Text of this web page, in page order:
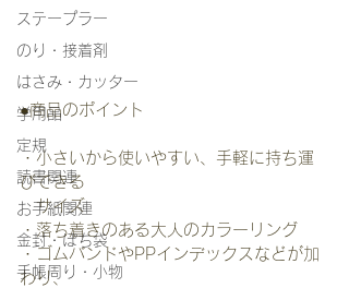
ステープラー
のり・接着剤
はさみ・カッター
学用品
定規
読書関連
お手紙関連
金封・ぽち袋
手帳周り・小物
●商品のポイント
・小さいから使いやすい、手軽に持ち運
びできる
   サイズ
・落ち着きのある大人のカラーリング
・ゴムバンドやPPインデックスなどが加
わり、